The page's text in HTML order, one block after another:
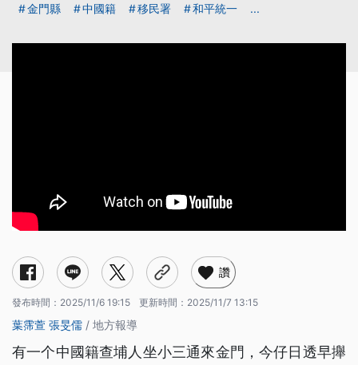
金門縣 中國籍 移民署 和平統一 ...
讚
發布時間： 2025/11/6 19:15 更新時間： 2025/11/7 13:15
葉霈萱 張旻儒 / 地方報導
有一个中國籍查埔人坐小三通來金門，今仔日透早攑